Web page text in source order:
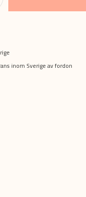
inom Sverige av fordon